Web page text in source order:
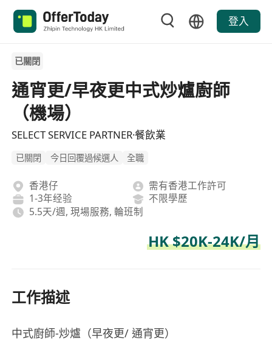
登入
已關閉
通宵更/早夜更中式炒爐廚師
（機場）
SELECT SERVICE PARTNER·餐飲業
已關閉 今日回覆過候選人 全職
香港仔
需有香港工作許可
1-3年经验
不限學歷
5.5天/週, 現場服務, 輪班制
HK $20K-24K/月
工作描述
中式廚師-炒爐（早夜更/ 通宵更）